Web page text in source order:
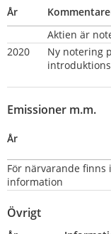
År
Aktien är
2020
Ny notering
Emissioner m.m.
År
För närvarande finns
information
Övrigt